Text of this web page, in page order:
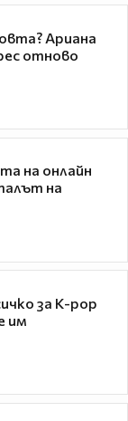
Ариана
отново
на онлайн
на
за K-pop
им